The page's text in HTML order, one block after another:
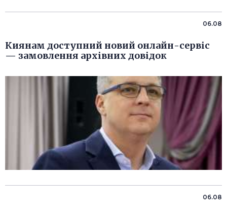
06.08
Киянам доступний новий онлайн-сервіс
— замовлення архівних довідок
06.08